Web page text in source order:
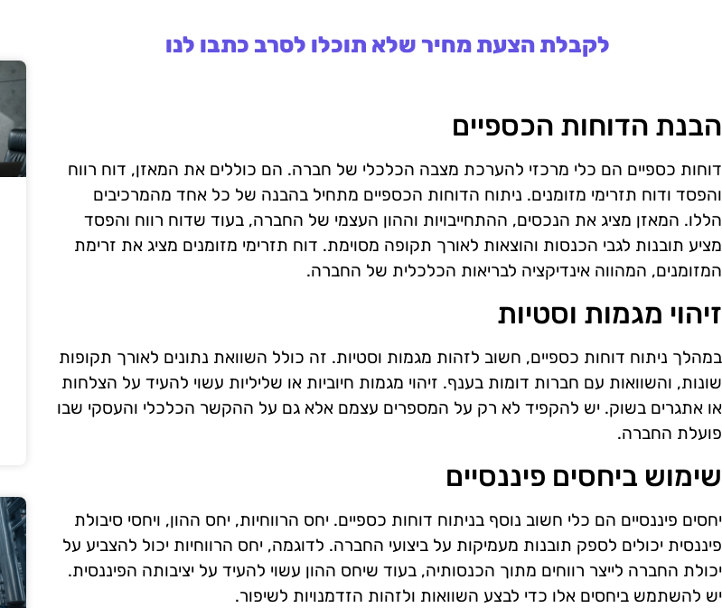
לקבלת הצעת מחיר שלא תוכלו לסרב כתבו לנו
הבנת הדוחות הכספיים
דוחות כספיים הם כלי מרכזי להערכת מצבה הכלכלי של חברה. הם כוללים את המאזן, דוח רווח
והפסד ודוח תזרימי מזומנים. ניתוח הדוחות הכספיים מתחיל בהבנה של כל אחד מהמרכיבים
הללו. המאזן מציג את הנכסים, ההתחייבויות וההון העצמי של החברה, בעוד שדוח רווח והפסד
מציע תובנות לגבי הכנסות והוצאות לאורך תקופה מסוימת. דוח תזרימי מזומנים מציג את זרימת
המזומנים, המהווה אינדיקציה לבריאות הכלכלית של החברה.
זיהוי מגמות וסטיות
במהלך ניתוח דוחות כספיים, חשוב לזהות מגמות וסטיות. זה כולל השוואת נתונים לאורך תקופות
שונות, והשוואות עם חברות דומות בענף. זיהוי מגמות חיוביות או שליליות עשוי להעיד על הצלחות
או אתגרים בשוק. יש להקפיד לא רק על המספרים עצמם אלא גם על ההקשר הכלכלי והעסקי שבו
פועלת החברה.
שימוש ביחסים פיננסיים
יחסים פיננסיים הם כלי חשוב נוסף בניתוח דוחות כספיים. יחס הרווחיות, יחס ההון, ויחסי סיבולת
פיננסית יכולים לספק תובנות מעמיקות על ביצועי החברה. לדוגמה, יחס הרווחיות יכול להצביע על
יכולת החברה לייצר רווחים מתוך הכנסותיה, בעוד שיחס ההון עשוי להעיד על יציבותה הפיננסית.
יש להשתמש ביחסים אלו כדי לבצע השוואות ולזהות הזדמנויות לשיפור.